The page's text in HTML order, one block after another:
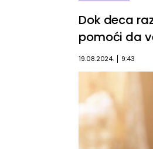
Dok deca
pomoći da
19.08.2024. 9:43